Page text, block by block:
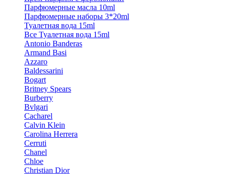
Парфюмерные масла 10ml
Парфюмерные наборы 3*20ml
Туалетная вода 15ml
Все Туалетная вода 15ml
Antonio Banderas
Armand Basi
Azzaro
Baldessarini
Bogart
Britney Spears
Burberry
Bvlgari
Cacharel
Calvin Klein
Carolina Herrera
Cerruti
Chanel
Chloe
Christian Dior